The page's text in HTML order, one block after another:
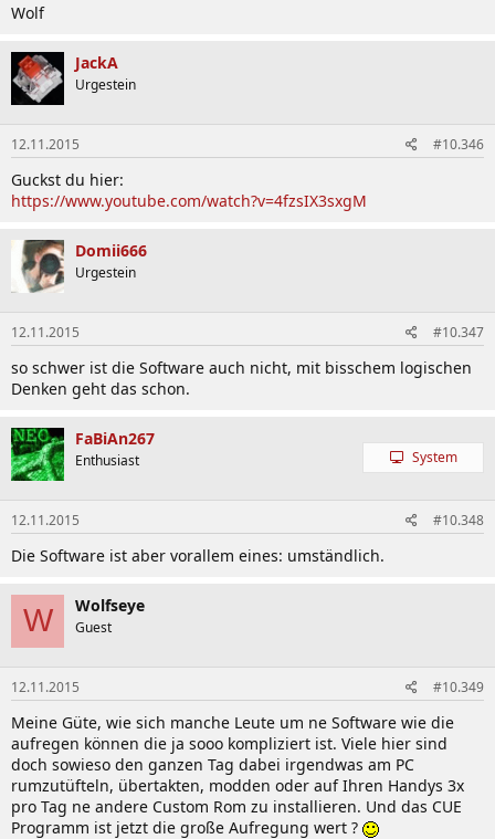
Wolf
JackA
Urgestein
12.11.2015 #10.346
Guckst du hier:
https://www.youtube.com/watch?v=4fzsIX3sxgM
Domii666
Urgestein
12.11.2015 #10.347
so schwer ist die Software auch nicht, mit bisschem logischen
Denken geht das schon.
FaBiAn267
Enthusiast System
12.11.2015 #10.348
Die Software ist aber vorallem eines: umständlich.
W Wolfseye
Guest
12.11.2015 #10.349
Meine Güte, wie sich manche Leute um ne Software wie die
aufregen können die ja sooo kompliziert ist. Viele hier sind
doch sowieso den ganzen Tag dabei irgendwas am PC
rumzutüfteln, übertakten, modden oder auf Ihren Handys 3x
pro Tag ne andere Custom Rom zu installieren. Und das CUE
Programm ist jetzt die große Aufregung wert ?